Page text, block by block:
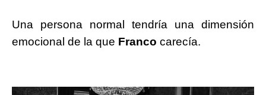
Una persona normal tendría una dimensión
emocional de la que Franco carecía.